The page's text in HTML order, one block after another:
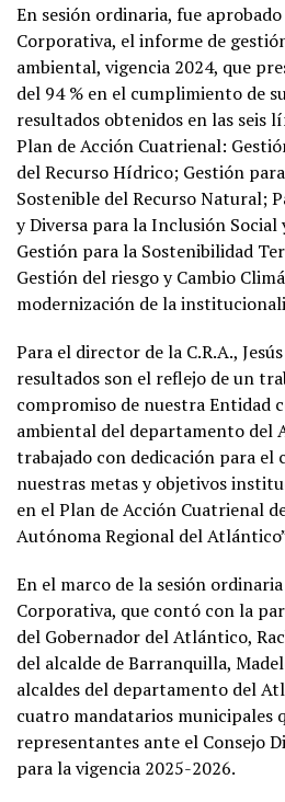
En sesión ordinaria, fue
Corporativa, el informe de
ambiental, vigencia 2024, que
del 94 % en el cumplimiento de
resultados obtenidos en las seis
Plan de Acción Cuatrienal:
del Recurso Hídrico; Gestión
Sostenible del Recurso Natural;
y Diversa para la Inclusión
Gestión para la Sostenibilidad
Gestión del riesgo y Cambio
modernización de la
Para el director de la C.R.A.,
resultados son el reflejo de un
compromiso de nuestra Entidad
ambiental del departamento del
trabajado con dedicación para el
nuestras metas y objetivos
en el Plan de Acción Cuatrienal
Autónoma Regional del
En el marco de la sesión
Corporativa, que contó con la
del Gobernador del Atlántico,
del alcalde de Barranquilla,
alcaldes del departamento del
cuatro mandatarios municipales
representantes ante el Consejo
para la vigencia 2025-2026.